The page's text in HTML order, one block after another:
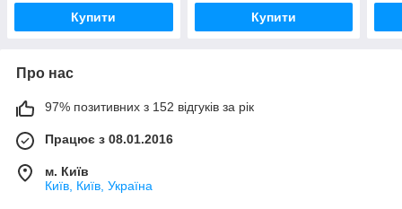
Купити Купити
Про нас
97% позитивних з 152 відгуків за рік
Працює з 08.01.2016
м. Київ
Київ, Київ, Україна